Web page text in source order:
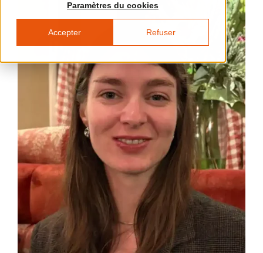
Paramètres du cookies
Accepter Refuser